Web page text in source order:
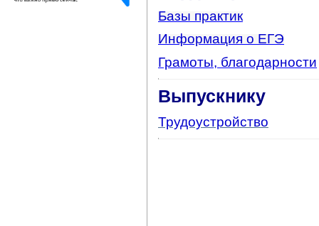
Базы практик
Информация о ЕГЭ
Грамоты, благодарности
Выпускнику
Трудоустройство